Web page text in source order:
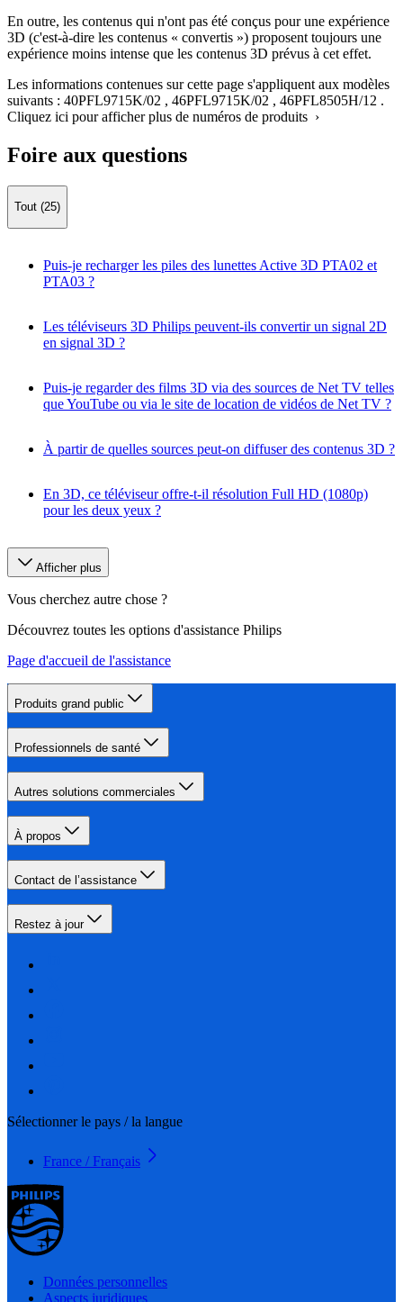
En outre, les contenus qui n'ont pas été conçus pour une expérience
3D (c'est-à-dire les contenus « convertis ») proposent toujours une
expérience moins intense que les contenus 3D prévus à cet effet.
Les informations contenues sur cette page s'appliquent aux modèles
suivants : 40PFL9715K/02 , 46PFL9715K/02 , 46PFL8505H/12 .
Cliquez ici pour afficher plus de numéros de produits ›
Foire aux questions
Tout (25)
Puis-je recharger les piles des lunettes Active 3D PTA02 et
PTA03 ?
Les téléviseurs 3D Philips peuvent-ils convertir un signal 2D
en signal 3D ?
Puis-je regarder des films 3D via des sources de Net TV telles
que YouTube ou via le site de location de vidéos de Net TV ?
À partir de quelles sources peut-on diffuser des contenus 3D ?
En 3D, ce téléviseur offre-t-il résolution Full HD (1080p)
pour les deux yeux ?
Afficher plus
Vous cherchez autre chose ?
Découvrez toutes les options d'assistance Philips
Page d'accueil de l'assistance
Produits grand public
Professionnels de santé
Autres solutions commerciales
À propos
Contact de l’assistance
Restez à jour
Sélectionner le pays / la langue
France / Français
Données personnelles
Aspects juridiques